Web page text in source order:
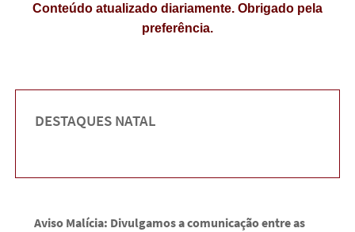
Conteúdo atualizado diariamente. Obrigado pela
preferência.
DESTAQUES NATAL
Aviso Malícia: Divulgamos a comunicação entre as